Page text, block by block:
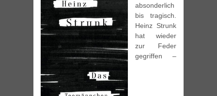
absonderlich
bis tragisch.
Heinz Strunk
hat wieder
zur Feder
gegriffen –